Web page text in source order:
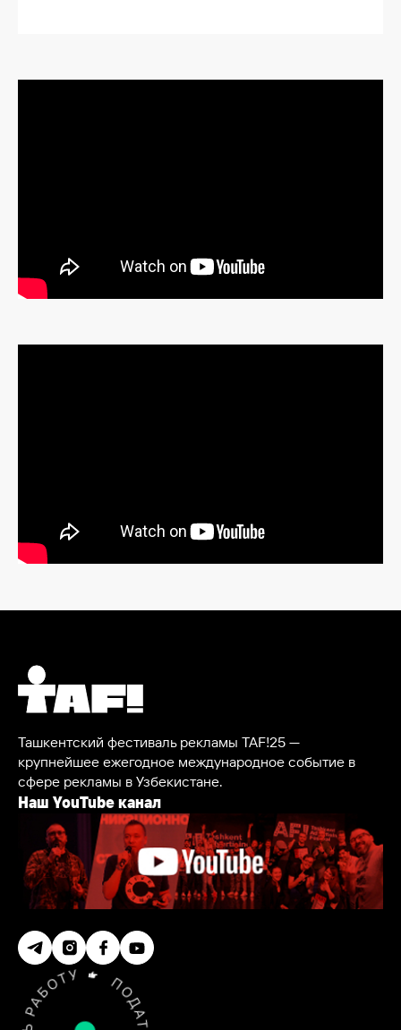
Ташкентский фестиваль рекламы TAF!25 —
крупнейшее ежегодное международное событие в
сфере рекламы в Узбекистане.
Наш YouTube канал